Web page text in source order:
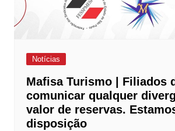
Notícias
Mafisa Turismo | Filiados
comunicar qualquer
valor de reservas.
disposição